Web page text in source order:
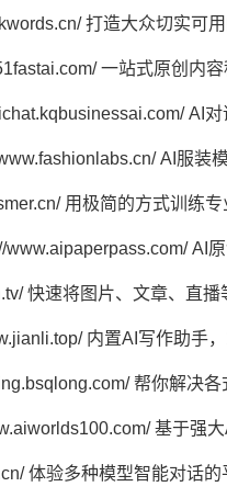
打造大众切实可
一站式原创内
AI
AI服装
用极简的方式训练专
AI原
快速将图片、文章、直播
内置AI写作助手，
帮你解决各
基于强
体验多种模型智能对话的